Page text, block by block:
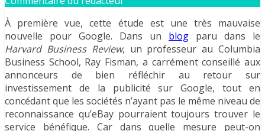
À première vue, cette étude est une très mauvaise
nouvelle pour Google. Dans un blog paru dans le
Harvard Business Review, un professeur au Columbia
Business School, Ray Fisman, a carrément conseillé aux
annonceurs de bien réfléchir au retour sur
investissement de la publicité sur Google, tout en
concédant que les sociétés n’ayant pas le même niveau de
reconnaissance qu’eBay pourraient toujours trouver le
service bénéfique. Car dans quelle mesure peut-on